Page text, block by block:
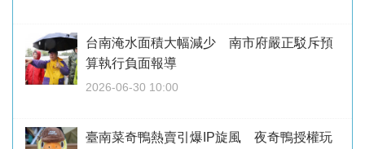
台南淹水面積大幅減少 南市府嚴正駁斥預
算執行負面報導
2026-06-30 10:00
臺南菜奇鴨熱賣引爆IP旋風 夜奇鴨授權玩